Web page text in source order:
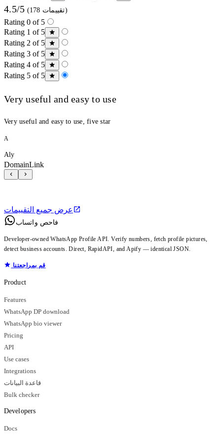
4.5/5 (178 تقييمات)
Rating 0 of 5
Rating 1 of 5
Rating 2 of 5
Rating 3 of 5
Rating 4 of 5
Rating 5 of 5
Very useful and easy to use
Very useful and easy to use, five star
A
Aly
DomainLink
عرض جميع التقييمات
فاحص واتساب
Developer-owned WhatsApp Profile API. Verify numbers, fetch profile pictures,
detect business accounts. Direct, RapidAPI, and Apify — identical JSON.
قم بمراجعتنا
Product
Features
WhatsApp DP download
WhatsApp bio viewer
Pricing
API
Use cases
Integrations
قاعدة البيانات
Bulk checker
Developers
Docs